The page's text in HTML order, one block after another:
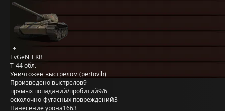
EvGeN_EKB_
Т-44 обл.
Уничтожен выстрелом (pertovih)
Произведено выстрелов9
прямых попаданий/пробитий9/6
осколочно-фугасных повреждений3
Нанесение урона1663